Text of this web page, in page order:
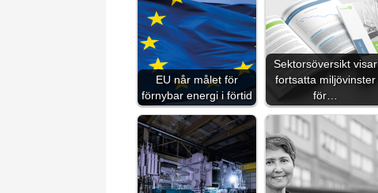
EU når målet för
förnybar energi i förtid
Sektorsöversikt visar
fortsatta miljövinster
för…